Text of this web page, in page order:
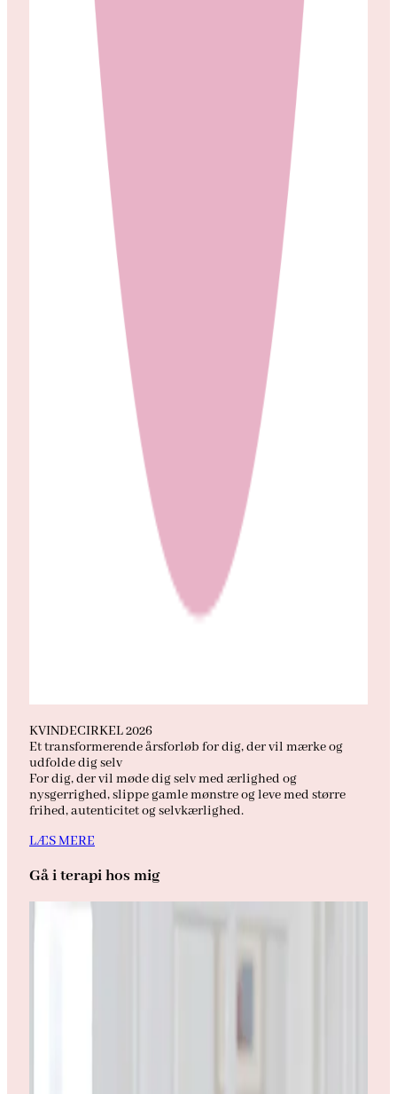
KVINDECIRKEL 2026
Et transformerende årsforløb for dig, der vil mærke og
udfolde dig selv
For dig, der vil møde dig selv med ærlighed og
nysgerrighed, slippe gamle mønstre og leve med større
frihed, autenticitet og selvkærlighed.
LÆS MERE
Gå i terapi hos mig